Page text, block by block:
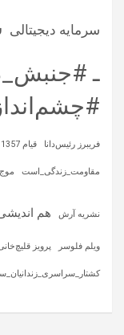
سرمایه‌ دیجیتالی
ـ
فریبرز رئیس‌دانا قیام 1357
مقاومت_زندگی_است
نشریه آرش هم
ویلم فلوسر پرویز